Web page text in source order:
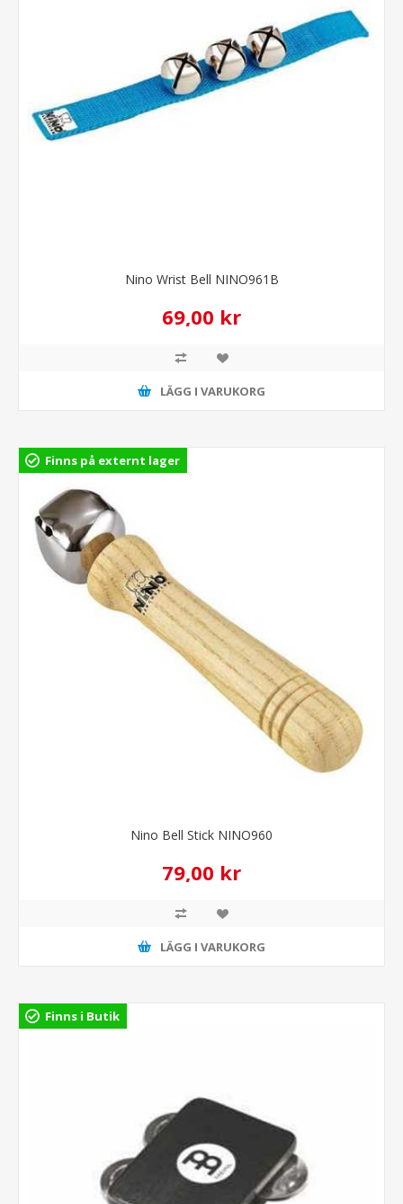
Nino Wrist Bell NINO961B
69,00 kr
LÄGG I VARUKORG
Finns på externt lager
Nino Bell Stick NINO960
79,00 kr
LÄGG I VARUKORG
Finns i Butik